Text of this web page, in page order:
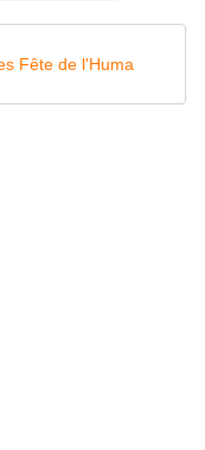
Fête de l'Huma